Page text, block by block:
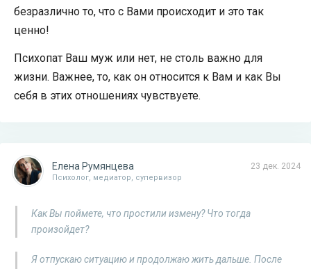
безразлично то, что с Вами происходит и это так
ценно!
Психопат Ваш муж или нет, не столь важно для
жизни. Важнее, то, как он относится к Вам и как Вы
себя в этих отношениях чувствуете.
23 дек. 2024
Елена Румянцева
Психолог, медиатор, супервизор
Как Вы поймете, что простили измену? Что тогда
произойдет?
Я отпускаю ситуацию и продолжаю жить дальше. После